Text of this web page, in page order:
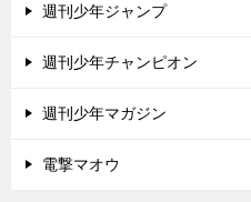
週刊少年ジャンプ
週刊少年チャンピオン
週刊少年マガジン
電撃マオウ